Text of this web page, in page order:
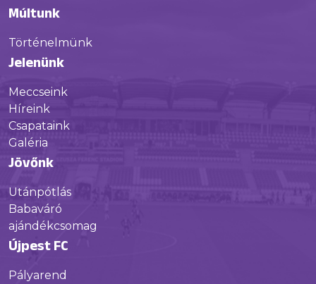
Múltunk
Történelmünk
Jelenünk
Meccseink
Híreink
Csapataink
Galéria
Jövőnk
Utánpótlás
Babaváró
ajándékcsomag
Újpest FC
Pályarend